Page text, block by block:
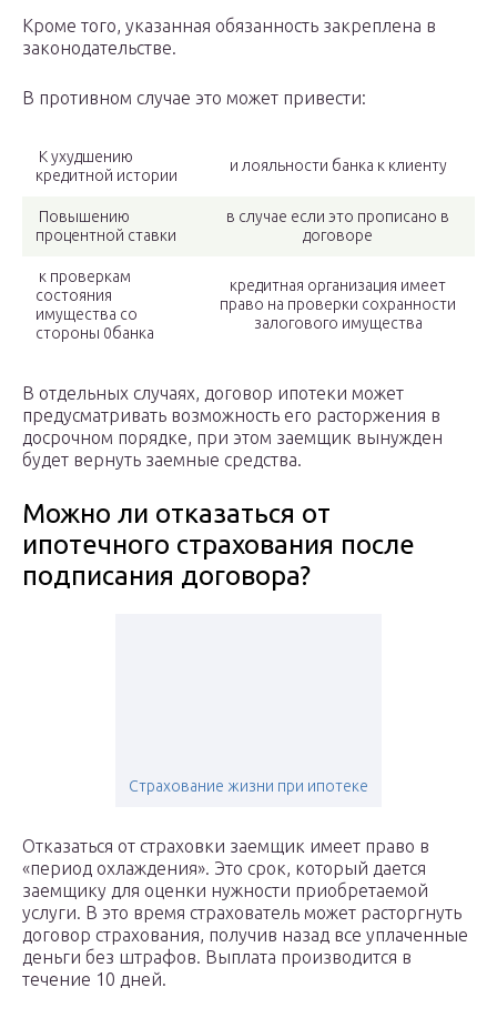
Кроме того, указанная обязанность закреплена в
законодательстве.
В противном случае это может привести:
К ухудшению
кредитной истории
и лояльности банка к клиенту
Повышению
процентной ставки
в случае если это прописано в
договоре
к проверкам
состояния
имущества со
стороны 0банка
кредитная организация имеет
право на проверки сохранности
залогового имущества
В отдельных случаях, договор ипотеки может
предусматривать возможность его расторжения в
досрочном порядке, при этом заемщик вынужден
будет вернуть заемные средства.
Можно ли отказаться от
ипотечного страхования после
подписания договора?
Страхование жизни при ипотеке
Отказаться от страховки заемщик имеет право в
«период охлаждения». Это срок, который дается
заемщику для оценки нужности приобретаемой
услуги. В это время страхователь может расторгнуть
договор страхования, получив назад все уплаченные
деньги без штрафов. Выплата производится в
течение 10 дней.